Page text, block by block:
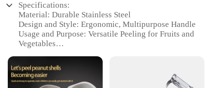
Specifications:
Material: Durable Stainless Steel
Design and Style: Ergonomic, Multipurpose Handle
Usage and Purpose: Versatile Peeling for Fruits and
Vegetables
Size: Compact and Portable
Quantity: Available in Sets